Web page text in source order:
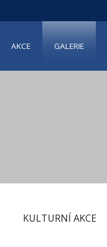
AKCE GALERIE
KULTURNÍ AKCE